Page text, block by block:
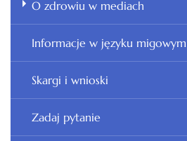
O zdrowiu w mediach
Informacje w języku migowym
Skargi i wnioski
Zadaj pytanie